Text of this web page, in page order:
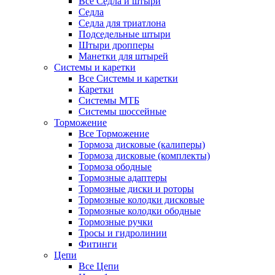
Седла
Седла для триатлона
Подседельные штыри
Штыри дропперы
Манетки для штырей
Системы и каретки
Все Системы и каретки
Каретки
Системы МТБ
Системы шоссейные
Торможение
Все Торможение
Тормоза дисковые (калиперы)
Тормоза дисковые (комплекты)
Тормоза ободные
Тормозные адаптеры
Тормозные диски и роторы
Тормозные колодки дисковые
Тормозные колодки ободные
Тормозные ручки
Тросы и гидролинии
Фитинги
Цепи
Все Цепи